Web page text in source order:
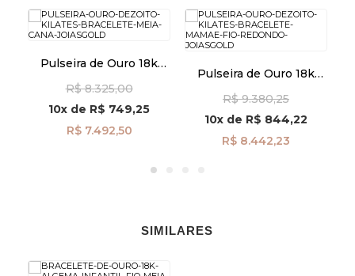
Pulseira de Ouro 18k
pu07336
R$ 8.325,00
10x de R$ 749,25
R$ 7.492,50
Pulseira de Ouro 18k
Redondo pu03732
R$ 9.380,25
10x de R$ 844,22
R$ 8.442,23
SIMILARES